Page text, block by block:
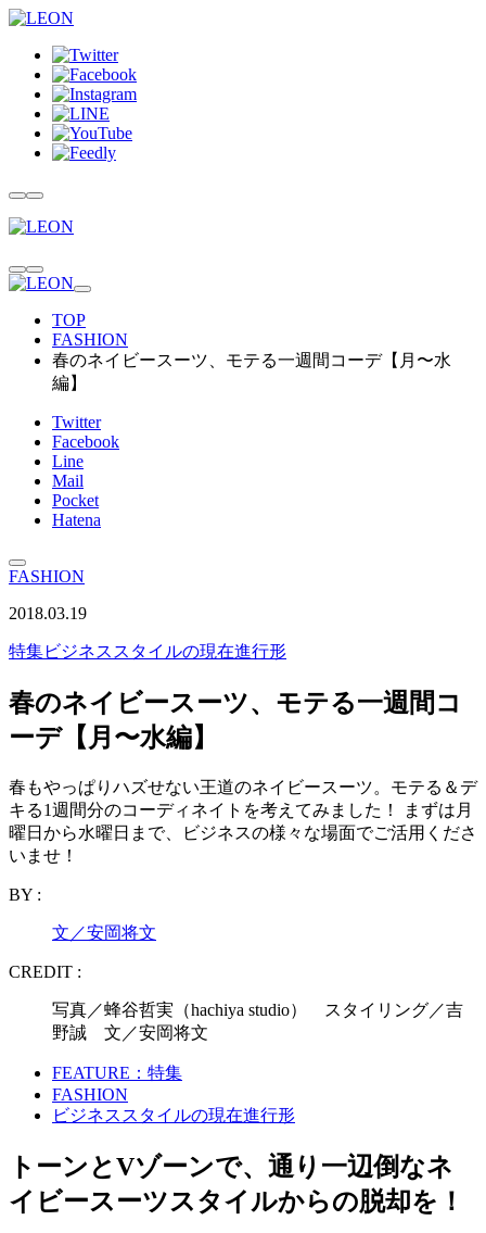
TOP
FASHION
春のネイビースーツ、モテる一週間コーデ【月〜水
編】
Twitter
Facebook
Line
Mail
Pocket
Hatena
FASHION
2018.03.19
特集ビジネススタイルの現在進行形
春のネイビースーツ、モテる一週間コ
ーデ【月〜水編】
春もやっぱりハズせない王道のネイビースーツ。モテる＆デ
キる1週間分のコーディネイトを考えてみました！ まずは月
曜日から水曜日まで、ビジネスの様々な場面でご活用くださ
いませ！
BY :
文／安岡将文
CREDIT :
写真／蜂谷哲実（hachiya studio） スタイリング／吉
野誠 文／安岡将文
FEATURE：特集
FASHION
ビジネススタイルの現在進行形
トーンとVゾーンで、通り一辺倒なネ
イビースーツスタイルからの脱却を！